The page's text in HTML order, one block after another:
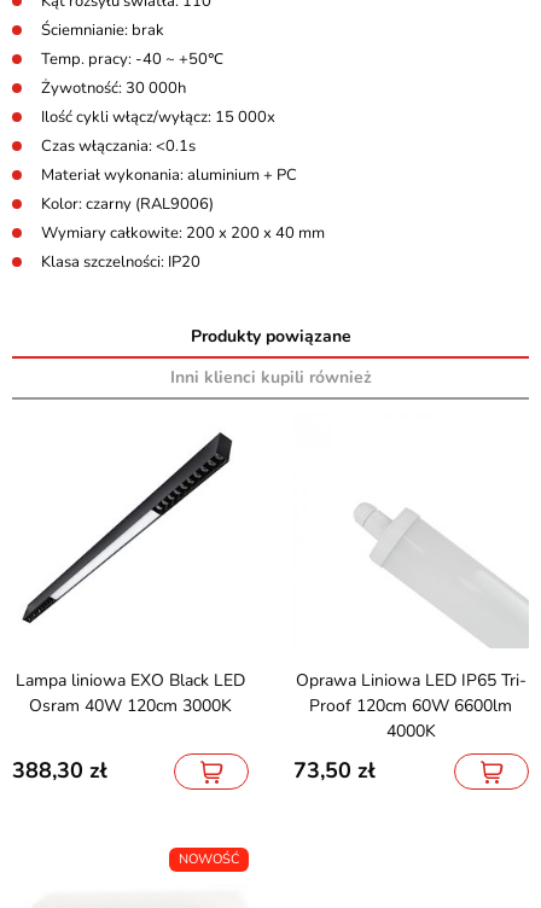
Ściemnianie: brak
Temp. pracy: -40 ~ +50℃
Żywotność: 30 000h
Ilość cykli włącz/wyłącz: 15 000x
Czas włączania: <0.1s
Materiał wykonania: aluminium + PC
Kolor: czarny (RAL9006)
Wymiary całkowite: 200 x 200 x 40 mm
Klasa szczelności: IP20
Produkty powiązane
Inni klienci kupili również
Lampa liniowa EXO Black LED
Osram 40W 120cm 3000K
388,30
Oprawa Liniowa LED IP65 Tri-
Proof 120cm 60W 6600lm
4000K
73,50
NOWOŚĆ